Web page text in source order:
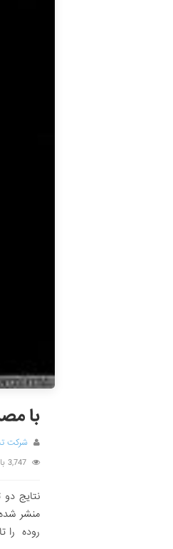
با
شرکت
3,747 بازدید
روده را تا ۴۰ درصد کاهش می دهد .